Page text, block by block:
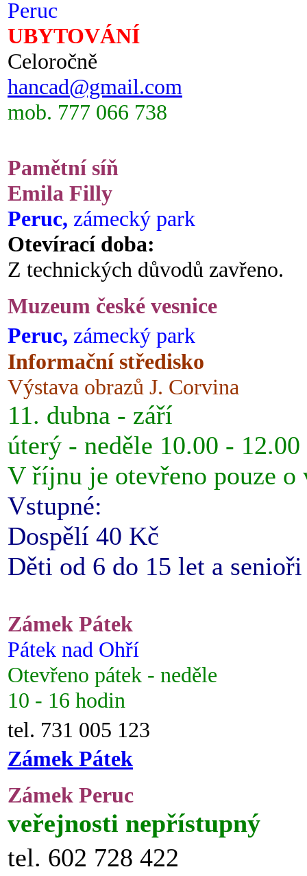
Peruc
UBYTOVÁNÍ
Celoročně
hancad@gmail.com
mob. 777 066 738
Pamětní síň
Emila Filly
Peruc, zámecký park
Otevírací doba:
Z technických důvodů zavřeno.
Muzeum české vesnice
Peruc, zámecký park
Informační středisko
Výstava obrazů J. Corvina
11. dubna - září
úterý - neděle 10.00 -
V říjnu je otevřeno pouze o
Vstupné:
Dospělí 40 Kč
Děti od 6 do 15 let a
Zámek Pátek
Pátek nad Ohří
Otevřeno pátek - neděle
10 - 16 hodin
tel. 731 005 123
Zámek Pátek
Zámek Peruc
veřejnosti nepřístupný
tel. 602 728 422